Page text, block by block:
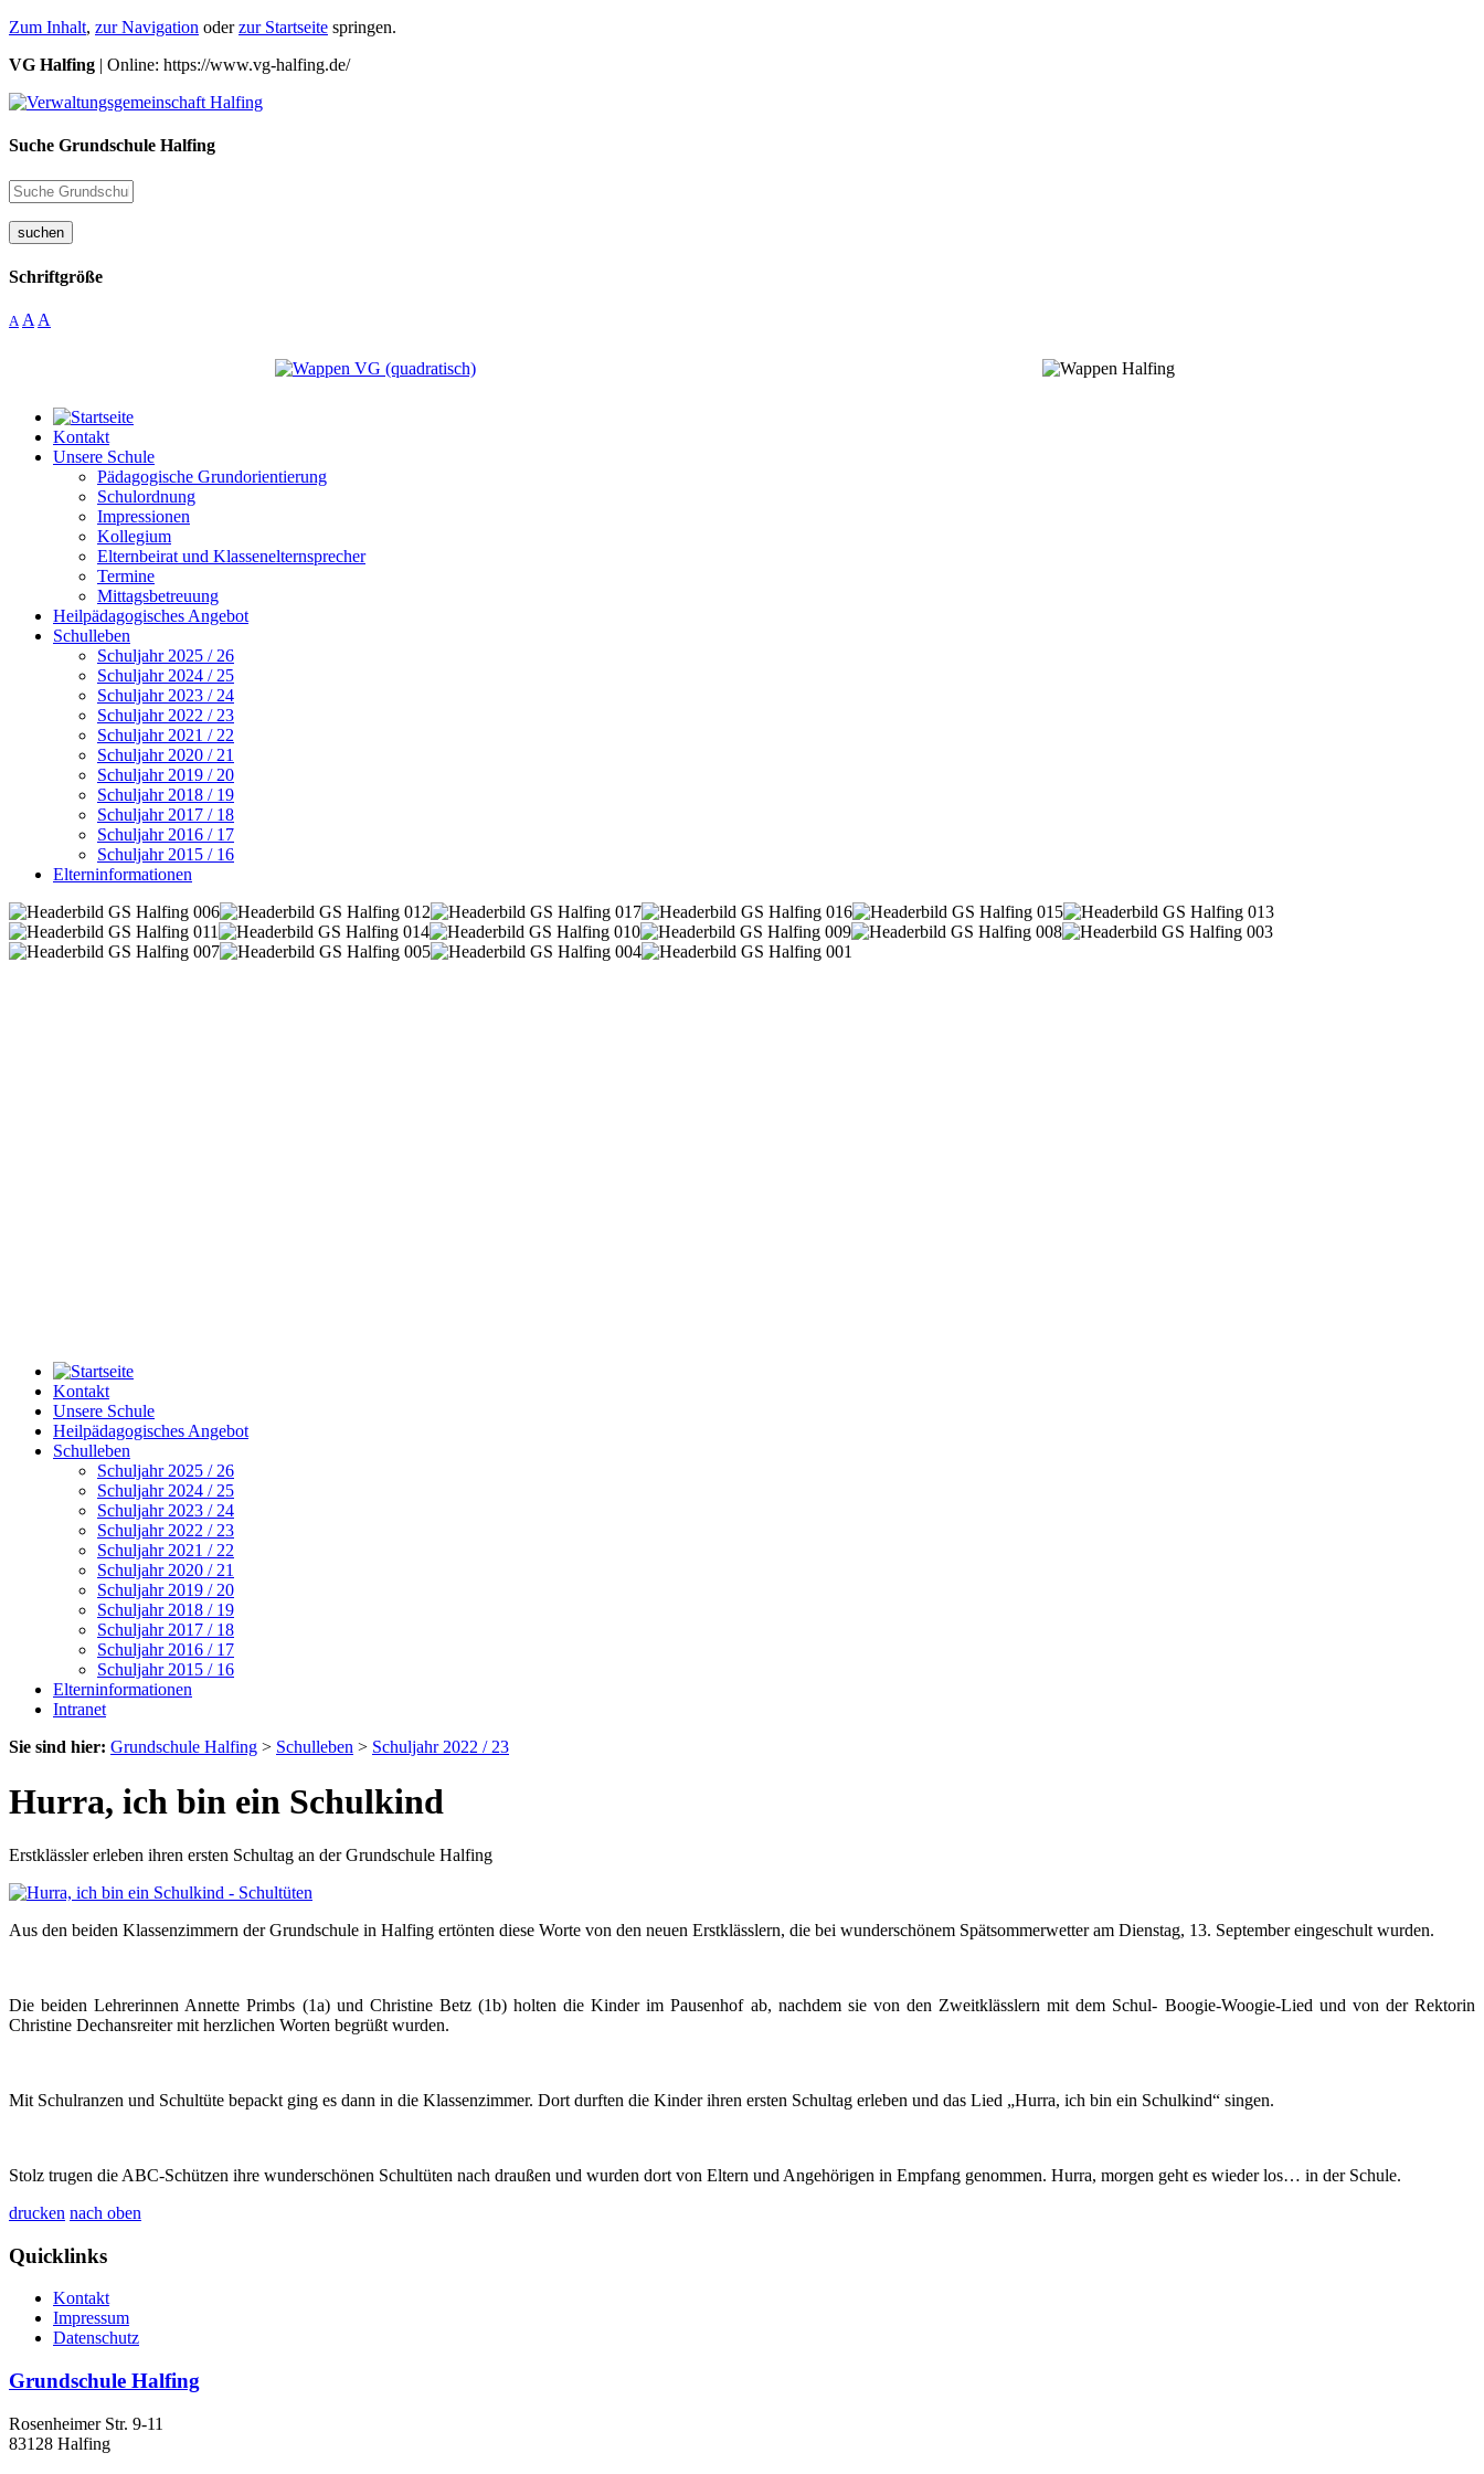
Zum Inhalt, zur Navigation oderzur Startseite springen.
VG Halfing | Online: https://www.vg-halfing.de/
Suche Grundschule Halfing
suchen
Schriftgröße
A A A
Kontakt
Unsere Schule
Pädagogische Grundorientierung
Schulordnung
Impressionen
Kollegium
Elternbeirat und Klassenelternsprecher
Termine
Mittagsbetreuung
Heilpädagogisches Angebot
Schulleben
Schuljahr 2025 / 26
Schuljahr 2024 / 25
Schuljahr 2023 / 24
Schuljahr 2022 / 23
Schuljahr 2021 / 22
Schuljahr 2020 / 21
Schuljahr 2019 / 20
Schuljahr 2018 / 19
Schuljahr 2017 / 18
Schuljahr 2016 / 17
Schuljahr 2015 / 16
Elterninformationen
Kontakt
Unsere Schule
Heilpädagogisches Angebot
Schulleben
Schuljahr 2025 / 26
Schuljahr 2024 / 25
Schuljahr 2023 / 24
Schuljahr 2022 / 23
Schuljahr 2021 / 22
Schuljahr 2020 / 21
Schuljahr 2019 / 20
Schuljahr 2018 / 19
Schuljahr 2017 / 18
Schuljahr 2016 / 17
Schuljahr 2015 / 16
Elterninformationen
Intranet
Sie sind hier: Grundschule Halfing > Schulleben > Schuljahr 2022 / 23
Hurra, ich bin ein Schulkind
Erstklässler erleben ihren ersten Schultag an der Grundschule Halfing
Aus den beiden Klassenzimmern der Grundschule in Halfing ertönten diese Worte von den neuen Erstklässlern, die bei wunderschönem Spätsommerwetter am Dienstag, 13. September eingeschult wurden.
Die beiden Lehrerinnen Annette Primbs (1a) und Christine Betz (1b) holten die Kinder im Pausenhof ab, nachdem sie von den Zweitklässlern mit dem Schul- Boogie-Woogie-Lied und von der Rektorin
Christine Dechansreiter mit herzlichen Worten begrüßt wurden.
Mit Schulranzen und Schultüte bepackt ging es dann in die Klassenzimmer. Dort durften die Kinder ihren ersten Schultag erleben und das Lied „Hurra, ich bin ein Schulkind“ singen.
Stolz trugen die ABC-Schützen ihre wunderschönen Schultüten nach draußen und wurden dort von Eltern und Angehörigen in Empfang genommen. Hurra, morgen geht es wieder los… in der Schule.
drucken nach oben
Quicklinks
Kontakt
Impressum
Datenschutz
Grundschule Halfing
Rosenheimer Str. 9-11
83128 Halfing